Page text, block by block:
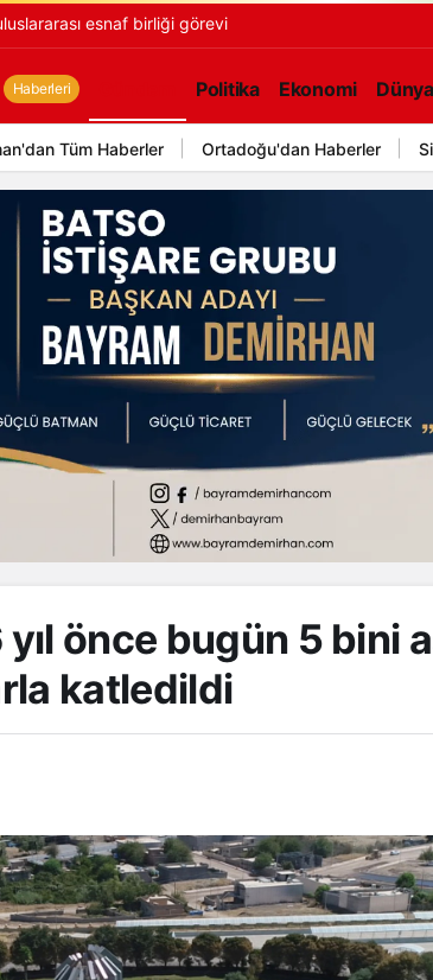
esnaf birliği görevi
Haberleri Politika Ekonomi Dünya
Tüm Haberler Ortadoğu'dan Haberler
önce bugün 5 bini
katledildi